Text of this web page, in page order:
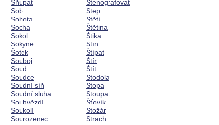
Šňupat
Sob
Sobota
Socha
Sokol
Sokyně
Šotek
Souboj
Soud
Soudce
Soudní síň
Soudní sluha
Souhvězdí
Soukolí
Sourozenec
Stenografovat
Step
Stětí
Štětina
Štika
Stín
Štípat
Štír
Štít
Stodola
Stopa
Stoupat
Šťovík
Stožár
Strach